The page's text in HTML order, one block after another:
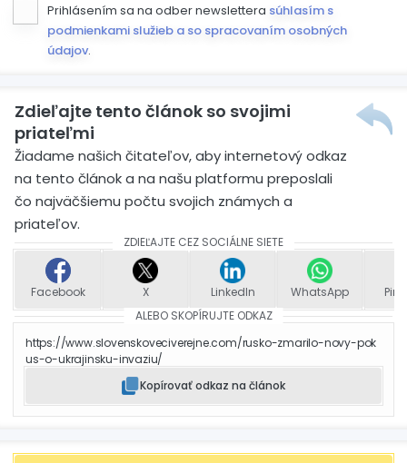
Prihlásením sa na odber newslettera súhlasím s
podmienkami služieb a so spracovaním osobných
údajov.
Zdieľajte tento článok so svojimi
priateľmi
Žiadame našich čitateľov, aby internetový odkaz
na tento článok a na našu platformu preposlali
čo najväčšiemu počtu svojich známych a
priateľov.
ZDIEĽAJTE CEZ SOCIÁLNE SIETE
Facebook X LinkedIn WhatsApp
ALEBO SKOPÍRUJTE ODKAZ
https://www.slovenskoveciverejne.com/rusko-zmarilo-novy-pok
us-o-ukrajinsku-invaziu/
Kopírovať odkaz na článok